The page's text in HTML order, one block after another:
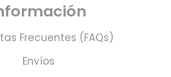
Frecuentes (FAQs)
Envíos